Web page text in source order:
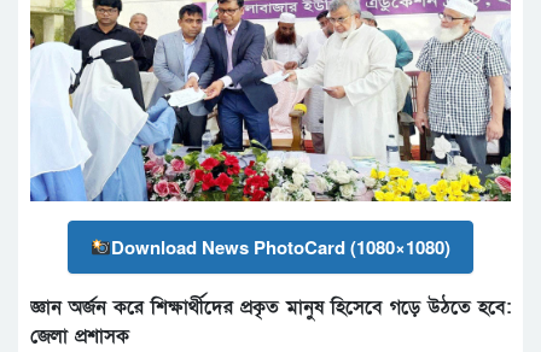
Download News PhotoCard (1080×1080)
জ্ঞান অর্জন করে শিক্ষার্থীদের প্রকৃত মানুষ হিসেবে গড়ে উঠতে হবে:
জেলা প্রশাসক